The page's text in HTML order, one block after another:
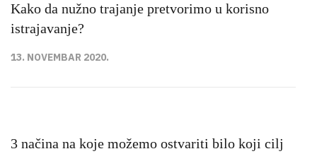
Kako da nužno trajanje pretvorimo u korisno
istrajavanje?
13. NOVEMBAR 2020.
3 načina na koje možemo ostvariti bilo koji cilj